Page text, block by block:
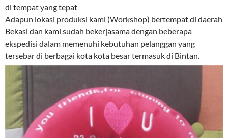
di tempat yang tepat
Adapun lokasi produksi kami (Workshop) bertempat di daerah
Bekasi dan kami sudah bekerjasama dengan beberapa
ekspedisi dalam memenuhi kebutuhan pelanggan yang
tersebar di berbagai kota kota besar termasuk di Bintan.